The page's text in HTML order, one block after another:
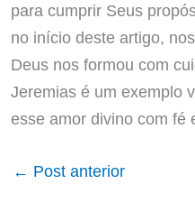
para cumprir Seus
no início deste artigo,
Deus nos formou com
Jeremias é um exemplo
esse amor divino com fé
← Post anterior